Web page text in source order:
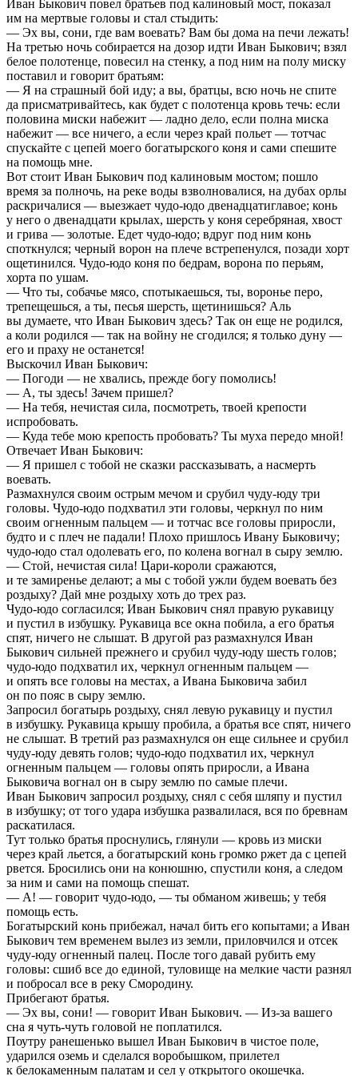
Иван Быкович повел братьев под калиновый мост, показал
им на мертвые головы и стал стыдить:
— Эх вы, сони, где вам воевать? Вам бы дома на печи лежать!
На третью ночь собирается на дозор идти Иван Быкович; взял
белое полотенце, повесил на стенку, а под ним на полу миску
поставил и говорит братьям:
— Я на страшный бой иду; а вы, братцы, всю ночь не спите
да присматривайтесь, как будет с полотенца кровь течь: если
половина миски набежит — ладно дело, если полна миска
набежит — все ничего, а если через край польет — тотчас
спускайте с цепей моего богатырского коня и сами спешите
на помощь мне.
Вот стоит Иван Быкович под калиновым мостом; пошло
время за полночь, на реке воды взволновалися, на дубах орлы
раскричалися — выезжает чудо-юдо двенадцатиглавое; конь
у него о двенадцати крылах, шерсть у коня серебряная, хвост
и грива — золотые. Едет чудо-юдо; вдруг под ним конь
споткнулся; черный ворон на плече встрепенулся, позади хорт
ощетинился. Чудо-юдо коня по бедрам, ворона по перьям,
хорта по ушам.
— Что ты, собачье мясо, спотыкаешься, ты, воронье перо,
трепещешься, а ты, песья шерсть, щетинишься? Аль
вы думаете, что Иван Быкович здесь? Так он еще не родился,
а коли родился — так на войну не сгодился; я только дуну —
его и праху не останется!
Выскочил Иван Быкович:
— Погоди — не хвались, прежде богу помолись!
— А, ты здесь! Зачем пришел?
— На тебя, нечистая сила, посмотреть, твоей крепости
испробовать.
— Куда тебе мою крепость пробовать? Ты муха передо мной!
Отвечает Иван Быкович:
— Я пришел с тобой не сказки рассказывать, а насмерть
воевать.
Размахнулся своим острым мечом и срубил чуду-юду три
головы. Чудо-юдо подхватил эти головы, черкнул по ним
своим огненным пальцем — и тотчас все головы приросли,
будто и с плеч не падали! Плохо пришлось Ивану Быковичу;
чудо-юдо стал одолевать его, по колена вогнал в сыру землю.
— Стой, нечистая сила! Цари-короли сражаются,
и те замиренье делают; а мы с тобой ужли будем воевать без
роздыху? Дай мне роздыху хоть до трех раз.
Чудо-юдо согласился; Иван Быкович снял правую рукавицу
и пустил в избушку. Рукавица все окна побила, а его братья
спят, ничего не слышат. В другой раз размахнулся Иван
Быкович сильней прежнего и срубил чуду-юду шесть голов;
чудо-юдо подхватил их, черкнул огненным пальцем —
и опять все головы на местах, а Ивана Быковича забил
он по пояс в сыру землю.
Запросил богатырь роздыху, снял левую рукавицу и пустил
в избушку. Рукавица крышу пробила, а братья все спят, ничего
не слышат. В третий раз размахнулся он еще сильнее и срубил
чуду-юду девять голов; чудо-юдо подхватил их, черкнул
огненным пальцем — головы опять приросли, а Ивана
Быковича вогнал он в сыру землю по самые плечи.
Иван Быкович запросил роздыху, снял с себя шляпу и пустил
в избушку; от того удара избушка развалилася, вся по бревнам
раскатилася.
Тут только братья проснулись, глянули — кровь из миски
через край льется, а богатырский конь громко ржет да с цепей
рвется. Бросились они на конюшню, спустили коня, а следом
за ним и сами на помощь спешат.
— А! — говорит чудо-юдо, — ты обманом живешь; у тебя
помощь есть.
Богатырский конь прибежал, начал бить его копытами; а Иван
Быкович тем временем вылез из земли, приловчился и отсек
чуду-юду огненный палец. После того давай рубить ему
головы: сшиб все до единой, туловище на мелкие части разнял
и побросал все в реку Смородину.
Прибегают братья.
— Эх вы, сони! — говорит Иван Быкович. — Из-за вашего
сна я чуть-чуть головой не поплатился.
Поутру ранешенько вышел Иван Быкович в чистое поле,
ударился оземь и сделался воробышком, прилетел
к белокаменным палатам и сел у открытого окошечка.